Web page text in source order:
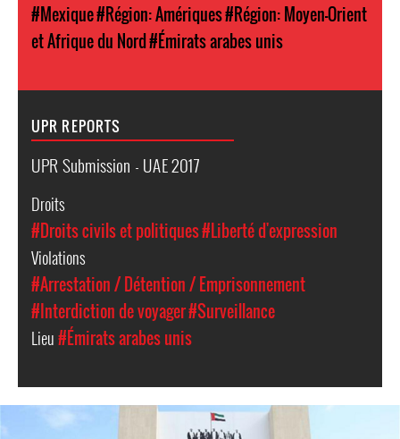
#Mexique#Région: Amériques#Région: Moyen-Orient
et Afrique du Nord#Émirats arabes unis
UPR REPORTS
UPR Submission - UAE 2017
Droits
#Droits civils et politiques#Liberté d'expression
Violations
#Arrestation / Détention / Emprisonnement
#Interdiction de voyager#Surveillance
Lieu#Émirats arabes unis